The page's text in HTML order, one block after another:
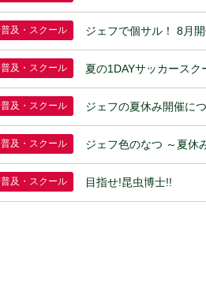
普及・スクール ジェフで個サル！ 8月
普及・スクール 夏の1DAYサッカースク
普及・スクール ジェフの夏休み開催に
普及・スクール ジェフ色のなつ ～夏休
普及・スクール 目指せ!昆虫博士!!